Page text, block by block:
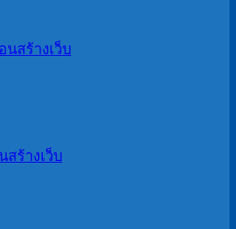
สร้างเว็บ
ร้างเว็บ